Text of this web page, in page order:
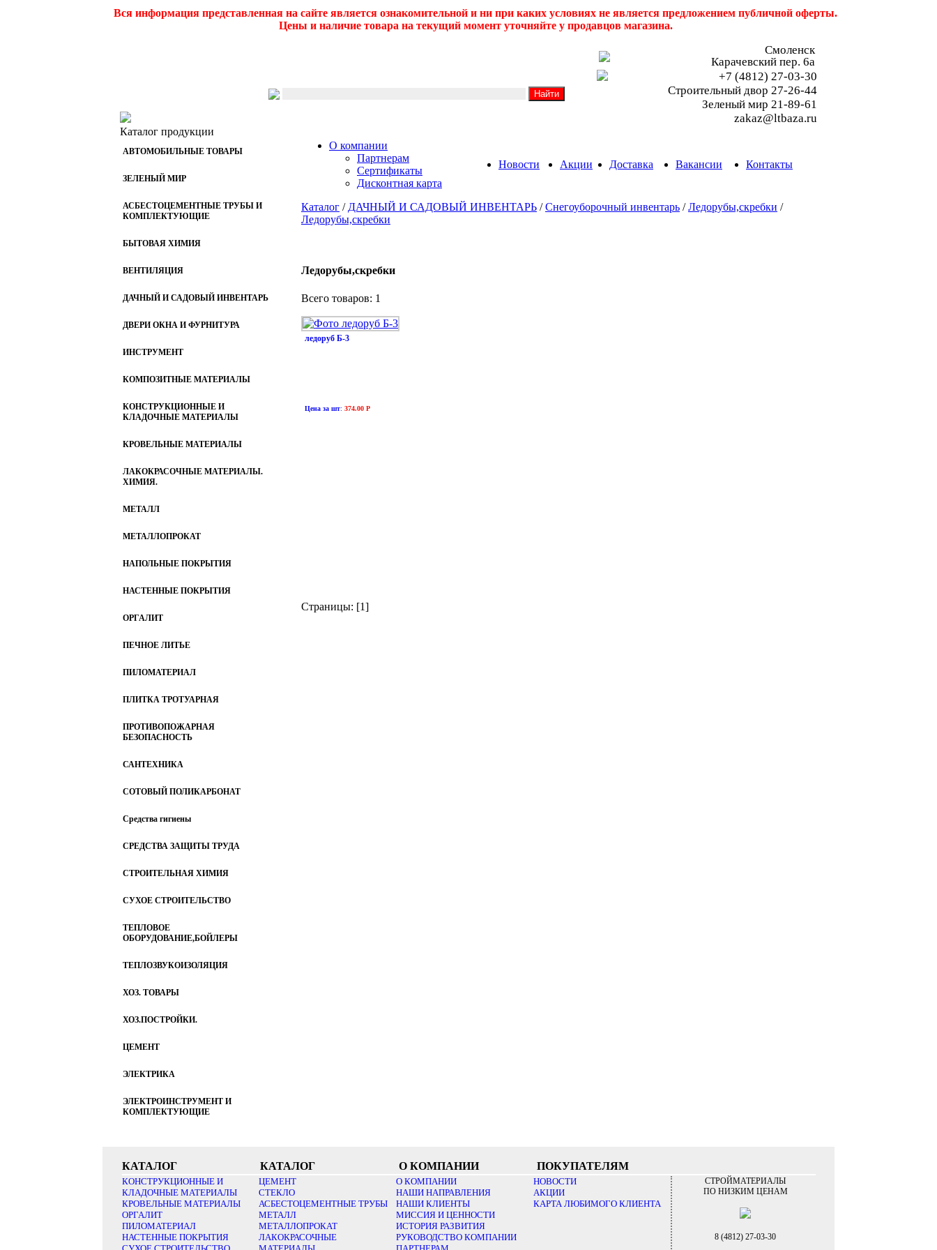
Вся информация представленная на сайте является ознакомительной и ни при каких условиях не является предложением публичной оферты.
Цены и наличие товара на текущий момент уточняйте у продавцов магазина.
Смоленск
Карачевский пер. 6a
+7 (4812) 27-03-30
Строительный двор 27-26-44
Зеленый мир 21-89-61
zakaz@ltbaza.ru
Каталог продукции
АВТОМОБИЛЬНЫЕ ТОВАРЫ
ЗЕЛЕНЫЙ МИР
АСБЕСТОЦЕМЕНТНЫЕ ТРУБЫ И
КОМПЛЕКТУЮЩИЕ
БЫТОВАЯ ХИМИЯ
ВЕНТИЛЯЦИЯ
ДАЧНЫЙ И САДОВЫЙ ИНВЕНТАРЬ
ДВЕРИ ОКНА И ФУРНИТУРА
ИНСТРУМЕНТ
КОМПОЗИТНЫЕ МАТЕРИАЛЫ
КОНСТРУКЦИОННЫЕ И
КЛАДОЧНЫЕ МАТЕРИАЛЫ
КРОВЕЛЬНЫЕ МАТЕРИАЛЫ
ЛАКОКРАСОЧНЫЕ МАТЕРИАЛЫ.
ХИМИЯ.
МЕТАЛЛ
МЕТАЛЛОПРОКАТ
НАПОЛЬНЫЕ ПОКРЫТИЯ
НАСТЕННЫЕ ПОКРЫТИЯ
ОРГАЛИТ
ПЕЧНОЕ ЛИТЬЕ
ПИЛОМАТЕРИАЛ
ПЛИТКА ТРОТУАРНАЯ
ПРОТИВОПОЖАРНАЯ
БЕЗОПАСНОСТЬ
САНТЕХНИКА
СОТОВЫЙ ПОЛИКАРБОНАТ
Средства гигиены
СРЕДСТВА ЗАЩИТЫ ТРУДА
СТРОИТЕЛЬНАЯ ХИМИЯ
СУХОЕ СТРОИТЕЛЬСТВО
ТЕПЛОВОЕ
ОБОРУДОВАНИЕ,БОЙЛЕРЫ
ТЕПЛОЗВУКОИЗОЛЯЦИЯ
ХОЗ. ТОВАРЫ
ХОЗ.ПОСТРОЙКИ.
ЦЕМЕНТ
ЭЛЕКТРИКА
ЭЛЕКТРОИНСТРУМЕНТ И
КОМПЛЕКТУЮЩИЕ
О компании
Партнерам
Сертификаты
Дисконтная карта
Новости Акции Доставка Вакансии Контакты
Каталог / ДАЧНЫЙ И САДОВЫЙ ИНВЕНТАРЬ /Снегоуборочный инвентарь /Ледорубы,скребки /
Ледорубы,скребки
Ледорубы,скребки
Всего товаров: 1
ледоруб Б-3
Цена за шт: 374.00 Р
Страницы: [1]
КАТАЛОГ КАТАЛОГ О КОМПАНИИ ПОКУПАТЕЛЯМ
КОНСТРУКЦИОННЫЕ И
КЛАДОЧНЫЕ МАТЕРИАЛЫ
КРОВЕЛЬНЫЕ МАТЕРИАЛЫ
ОРГАЛИТ
ПИЛОМАТЕРИАЛ
НАСТЕННЫЕ ПОКРЫТИЯ
ЦЕМЕНТ
СТЕКЛО
АСБЕСТОЦЕМЕНТНЫЕ ТРУБЫ
МЕТАЛЛ
МЕТАЛЛОПРОКАТ
ЛАКОКРАСОЧНЫЕ
О КОМПАНИИ
НАШИ НАПРАВЛЕНИЯ
НАШИ КЛИЕНТЫ
МИССИЯ И ЦЕННОСТИ
ИСТОРИЯ РАЗВИТИЯ
РУКОВОДСТВО КОМПАНИИ
НОВОСТИ
АКЦИИ
КАРТА ЛЮБИМОГО КЛИЕНТА
СТРОЙМАТЕРИАЛЫ
ПО НИЗКИМ ЦЕНАМ
8 (4812) 27-03-30